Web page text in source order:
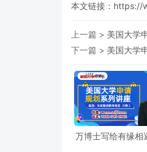
本文链接： https://
上一篇 > 美国大学
下一篇 > 美国大学
万博士写给有缘相